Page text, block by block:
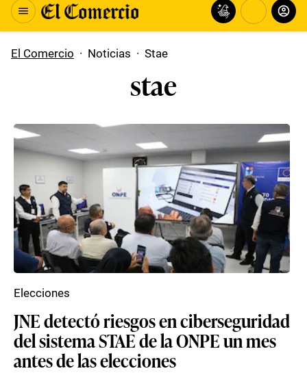
El Comercio · Noticias · Stae
stae
JNE detectó riesgos en ciberseguridad
del sistema STAE de la ONPE un mes
antes de las elecciones
Elecciones